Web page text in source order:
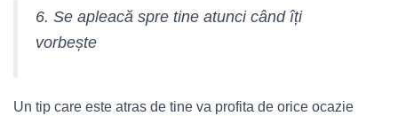
6. Se apleacă spre tine atunci când îți
vorbește
Un tip care este atras de tine va profita de orice ocazie